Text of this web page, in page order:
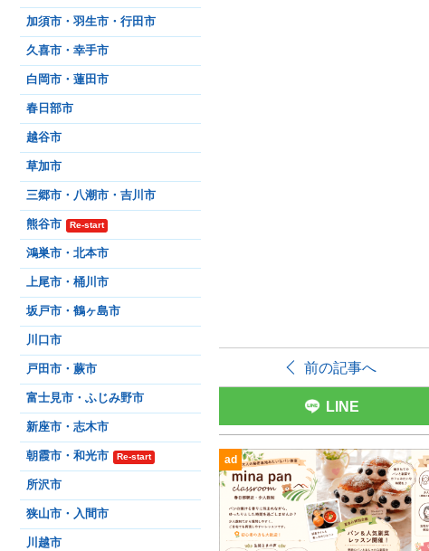
前の記事へ
LINE
ad
加須市・羽生市・行田市
久喜市・幸手市
白岡市・蓮田市
春日部市
越谷市
草加市
三郷市・八潮市・吉川市
熊谷市 Re-start
鴻巣市・北本市
上尾市・桶川市
坂戸市・鶴ヶ島市
川口市
戸田市・蕨市
富士見市・ふじみ野市
新座市・志木市
朝霞市・和光市 Re-start
所沢市
狭山市・入間市
川越市